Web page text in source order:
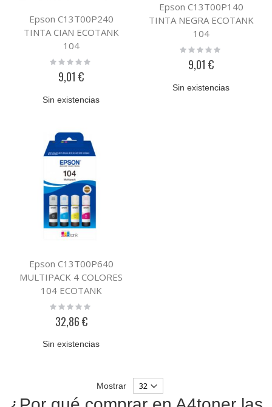
Epson C13T00P240
TINTA CIAN ECOTANK
104
Rating:
9,01 €
Sin existencias
Epson C13T00P140
TINTA NEGRA ECOTANK
104
Rating:
9,01 €
Sin existencias
Epson C13T00P640
MULTIPACK 4 COLORES
104 ECOTANK
Rating:
32,86 €
Sin existencias
Mostrar